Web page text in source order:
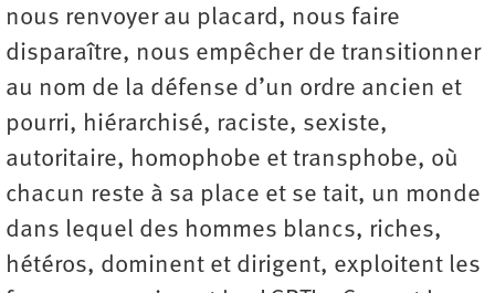
nous renvoyer au placard, nous faire
disparaître, nous empêcher de transitionner
au nom de la défense d’un ordre ancien et
pourri, hiérarchisé, raciste, sexiste,
autoritaire, homophobe et transphobe, où
chacun reste à sa place et se tait, un monde
dans lequel des hommes blancs, riches,
hétéros, dominent et dirigent, exploitent les